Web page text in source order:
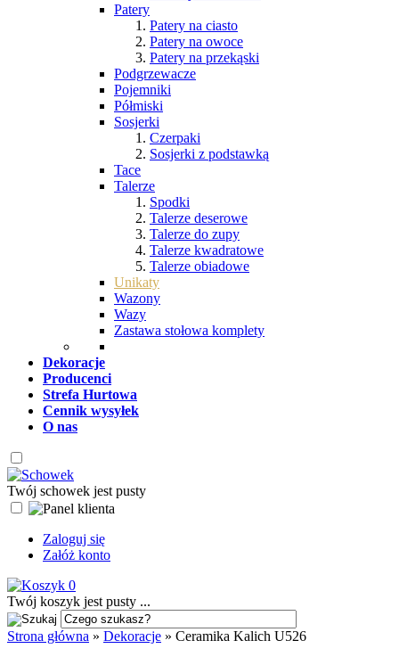
Patery
Patery na ciasto
Patery na owoce
Patery na przekąski
Podgrzewacze
Pojemniki
Półmiski
Sosjerki
Czerpaki
Sosjerki z podstawką
Tace
Talerze
Spodki
Talerze deserowe
Talerze do zupy
Talerze kwadratowe
Talerze obiadowe
Unikaty
Wazony
Wazy
Zastawa stołowa komplety
Dekoracje
Producenci
Strefa Hurtowa
Cennik wysyłek
O nas
Twój schowek jest pusty
Zaloguj się
Załóż konto
0
Twój koszyk jest pusty ...
Strona główna » Dekoracje » Ceramika Kalich U526